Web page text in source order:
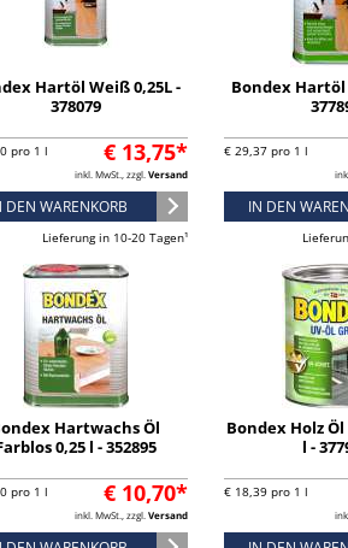
Hartöl Weiß 0,25L -
378079
€ 13,75*
pro 1 l
inkl. MwSt., zzgl. Versand
DEN WARENKORB
Lieferung in 10-20 Tagen¹
Bondex Hartöl
€ 29,37 pro 1 l
IN DEN
Hartwachs Öl
0,25 l - 352895
€ 10,70*
pro 1 l
inkl. MwSt., zzgl. Versand
Bondex Holz Öl
l -
€ 18,39 pro 1 l